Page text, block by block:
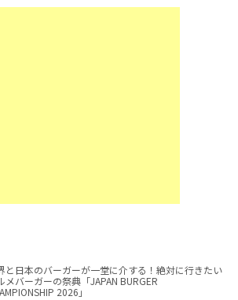
と日本のバーガーが一堂に介する！絶対に行きたい
メバーガーの祭典「JAPAN BURGER
2026」